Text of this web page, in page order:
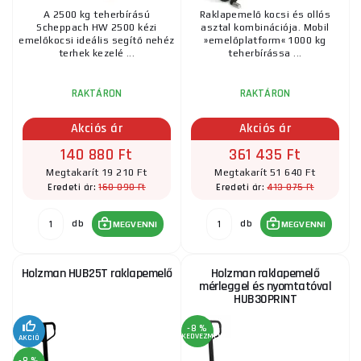
A 2500 kg teherbírású
Scheppach HW 2500 kézi
emelőkocsi ideális segítő nehéz
terhek kezelé ...
RAKTÁRON
Akciós ár
140 880 Ft
Megtakarít 19 210 Ft
Eredeti ár:160 090 Ft
db MEGVENNI
Raklapemelő kocsi és ollós
asztal kombinációja. Mobil
»emelőplatform« 1000 kg
teherbírássa ...
RAKTÁRON
Akciós ár
361 435 Ft
Megtakarít 51 640 Ft
Eredeti ár:413 075 Ft
db MEGVENNI
Holzman HUB25T raklapemelő
AKCIÓ
Holzman raklapemelő
mérleggel és nyomtatóval
HUB30PRINT
-8 %
KEDVEZMÉNY